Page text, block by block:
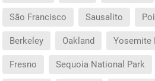
São Francisco Sausalito
Berkeley Oakland Yosemite
Fresno Sequoia National Park